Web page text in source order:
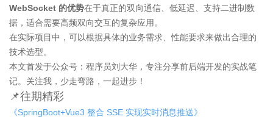
WebSocket 的优势在于真正的双向通信、低延迟、支持二进制数
据，适合需要高频双向交互的复杂应用。
在实际项目中，可以根据具体的业务需求、性能要求来做出合理的
技术选型。
本文首发于公众号：程序员刘大华，专注分享前后端开发的实战笔
记。关注我，少走弯路，一起进步！
📌往期精彩
《SpringBoot+Vue3 整合 SSE 实现实时消息推送》